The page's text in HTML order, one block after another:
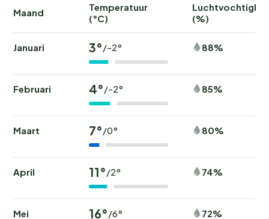
Maand
Temperatuur
(°C)
(%)
Januari 3°/-2° 88%
Februari 4°/-2° 85%
Maart 7°/0° 80%
April 11°/2° 74%
Mei 16°/6° 72%